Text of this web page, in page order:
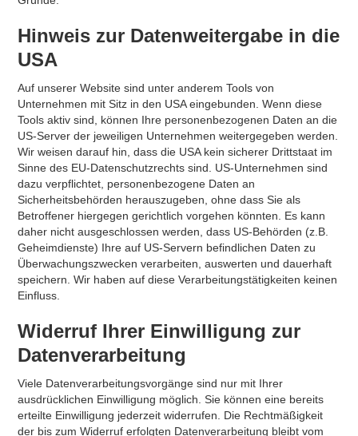
Hinweis zur Datenweitergabe in die
USA
Auf unserer Website sind unter anderem Tools von
Unternehmen mit Sitz in den USA eingebunden. Wenn diese
Tools aktiv sind, können Ihre personenbezogenen Daten an die
US-Server der jeweiligen Unternehmen weitergegeben werden.
Wir weisen darauf hin, dass die USA kein sicherer Drittstaat im
Sinne des EU-Datenschutzrechts sind. US-Unternehmen sind
dazu verpflichtet, personenbezogene Daten an
Sicherheitsbehörden herauszugeben, ohne dass Sie als
Betroffener hiergegen gerichtlich vorgehen könnten. Es kann
daher nicht ausgeschlossen werden, dass US-Behörden (z.B.
Geheimdienste) Ihre auf US-Servern befindlichen Daten zu
Überwachungszwecken verarbeiten, auswerten und dauerhaft
speichern. Wir haben auf diese Verarbeitungstätigkeiten keinen
Einfluss.
Widerruf Ihrer Einwilligung zur
Datenverarbeitung
Viele Datenverarbeitungsvorgänge sind nur mit Ihrer
ausdrücklichen Einwilligung möglich. Sie können eine bereits
erteilte Einwilligung jederzeit widerrufen. Die Rechtmäßigkeit
der bis zum Widerruf erfolgten Datenverarbeitung bleibt vom